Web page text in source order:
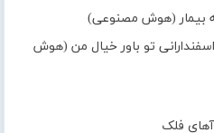
بیمار (هوش مصنوعی)
تو باور خیال من (هوش
فلک